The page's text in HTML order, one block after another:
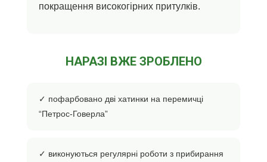
покращення високогірних притулків.
НАРАЗІ ВЖЕ ЗРОБЛЕНО
✓ пофарбовано дві хатинки на перемичці
“Петрос-Говерла”
✓ виконуються регулярні роботи з прибирання